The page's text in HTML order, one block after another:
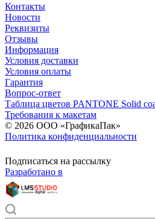
Контакты
Новости
Реквизиты
Отзывы
Информация
Условия доставки
Условия оплаты
Гарантия
Вопрос-ответ
Таблица цветов PANTONE Solid
Требования к макетам
© 2026 ООО «ГрафикаПак»
Политика конфиденциальности
Подписаться на рассылку
Разработано в